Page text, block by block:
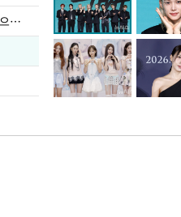
멕시코 인플루언서, 라방 중 괴한 총격으로 사망